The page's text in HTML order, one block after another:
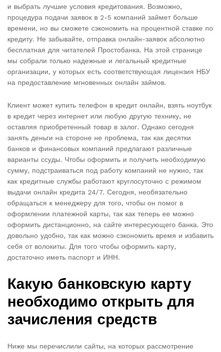
и выбрать лучшие условия кредитования. Возможно,
процедура подачи заявок в 2-5 компаний займет больше
времени, но вы сможете сэкономить на процентной ставке по
кредиту. Не забывайте, отправка онлайн-заявок абсолютно
бесплатная для читателей Простобанка. На этой странице
мы собрали только надежные и легальный кредитные
организации, у которых есть соответствующая лицензия НБУ
на предоставление мгновенных онлайн займов.
Клиент может купить телефон в кредит онлайн, взять ноутбук
в кредит через интернет или любую другую технику, не
оставляя приобретенный товар в залог. Однако сегодня
занять деньги на стороне не проблема, так как десятки
банков и финансовых компаний предлагают различные
варианты ссуды. Чтобы оформить и получить необходимую
сумму, подстраиваться под работу компаний не нужно, так
как кредитные службы работают круглосуточно с режимом
выдачи онлайн кредита 24/7. Сегодня, необязательно
обращаться к менеджеру для того, чтобы он помог в
оформлении платежной карты, так как теперь ее можно
оформить дистанционно, на сайте интересующего банка. Это
довольно удобно, так как можно сэкономить время и избавить
себя от волокиты. Для того чтобы оформить карту,
достаточно иметь паспорт и ИНН.
Какую банковскую карту
необходимо открыть для
зачисления средств
Ниже мы перечислили сайты, на которых рассмотрение